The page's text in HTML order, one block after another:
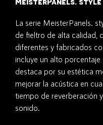
La serie MeisterPanels.
de fieltro de alta calidad,
diferentes y fabricados
incluye un alto
destaca por su estética
mejorar la acústica en
tiempo de reverberación
sonido.